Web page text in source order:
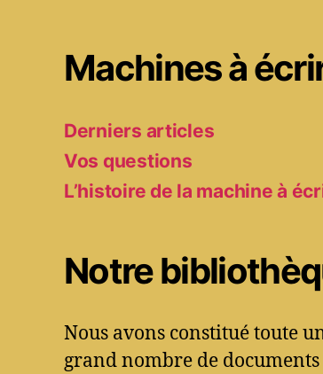
Machines à
Derniers articles
Vos questions
L’histoire de la machine à
Notre
Nous avons constitué toute
grand nombre de